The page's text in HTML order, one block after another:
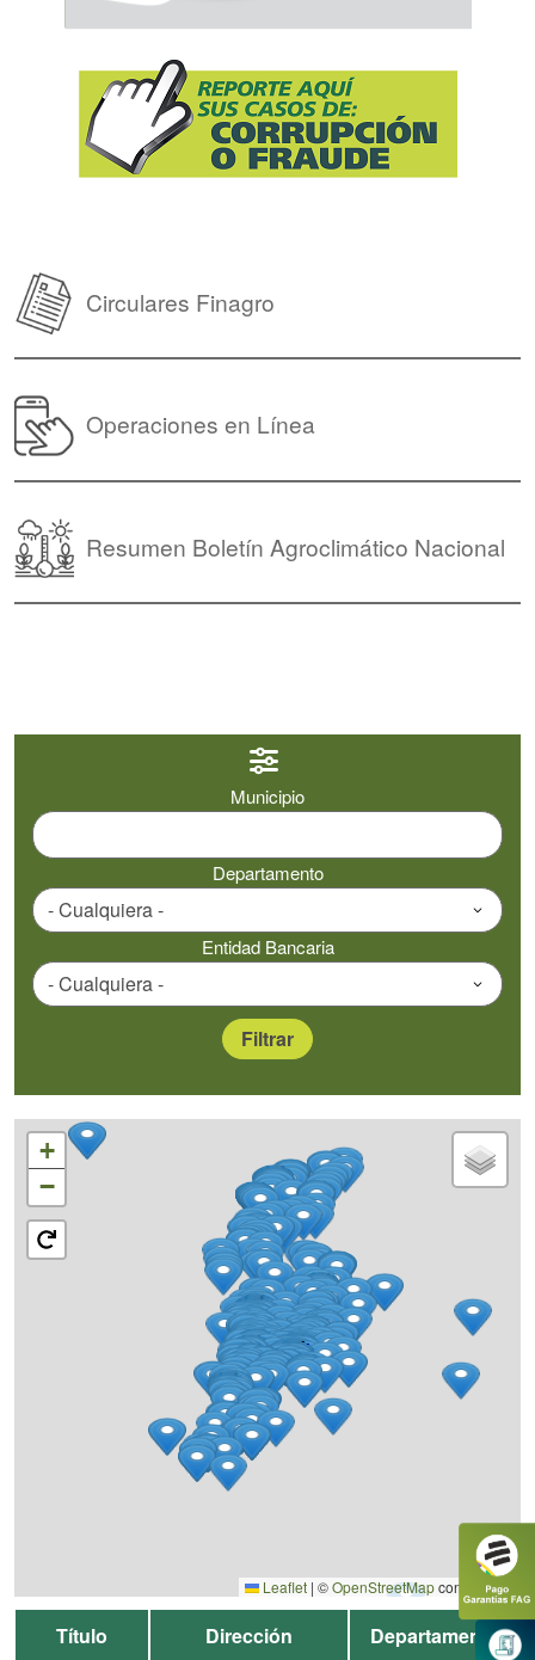
Circulares Finagro
Operaciones en Línea
Resumen Boletín Agroclimático Nacional
Municipio
Departamento
Entidad Bancaria
+
−
Leaflet | ©OpenStreetMapcontributors
Título Dirección Departamento